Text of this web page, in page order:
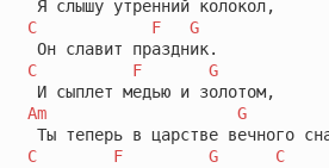
C
F
G
C
F
G
Am
G
C
F G C